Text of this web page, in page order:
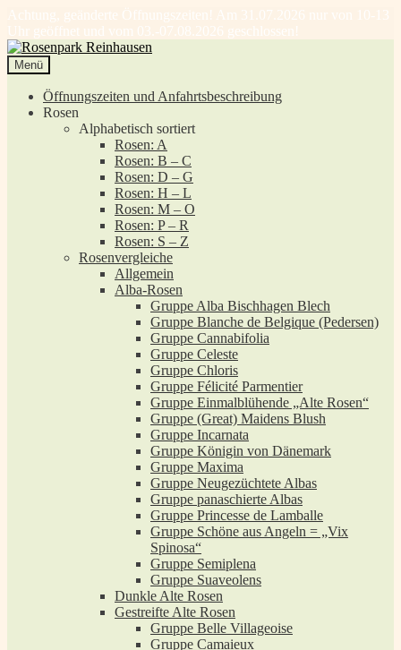
Achtung, geänderte Öffnungszeiten! Am 31.07.2026 nur von 10-13
Uhr geöffnet und vom 03.-07.08.2026 geschlossen!
Zur
Navigation
springen
Zum
Inhalt
springen
Menü
Öffnungszeiten und Anfahrtsbeschreibung
Rosen
Alphabetisch sortiert
Rosen: A
Rosen: B – C
Rosen: D – G
Rosen: H – L
Rosen: M – O
Rosen: P – R
Rosen: S – Z
Rosenvergleiche
Allgemein
Alba-Rosen
Gruppe Alba Bischhagen Blech
Gruppe Blanche de Belgique (Pedersen)
Gruppe Cannabifolia
Gruppe Celeste
Gruppe Chloris
Gruppe Félicité Parmentier
Gruppe Einmalblühende „Alte Rosen“
Gruppe (Great) Maidens Blush
Gruppe Incarnata
Gruppe Königin von Dänemark
Gruppe Maxima
Gruppe Neugezüchtete Albas
Gruppe panaschierte Albas
Gruppe Princesse de Lamballe
Gruppe Schöne aus Angeln = „Vix
Spinosa“
Gruppe Semiplena
Gruppe Suaveolens
Dunkle Alte Rosen
Gestreifte Alte Rosen
Gruppe Belle Villageoise
Gruppe Camaieux